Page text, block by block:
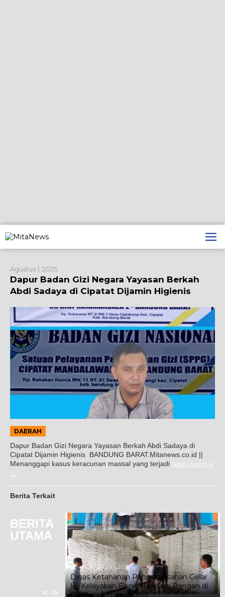
ke
konten
Agustus 1, 2025
Dapur Badan Gizi Negara Yayasan Berkah
Abdi Sadaya di Cipatat Dijamin Higienis
DAERAH
Dapur Badan Gizi Negara Yayasan Berkah Abdi Sadaya di
Cipatat Dijamin Higienis ‎ ‎BANDUNG BARAT.Mitanews.co.id ||
Menanggapi kasus keracunan massal yang terjadi Selengkapnya
Berita Terkait
BERITA
UTAMA
« »
Dinas Ketahanan Pangan Asahan Gelar
Uji Kelayakan Beras Bantuan Pangan di
Gudang Perum Bulog